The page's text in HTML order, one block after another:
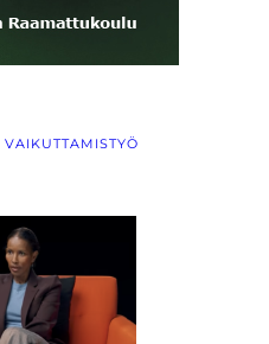
VAIKUTTAMISTYÖ